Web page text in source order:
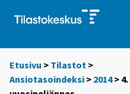
Etusivu > Tilastot >
Ansiotasoindeksi > 2014> 4.